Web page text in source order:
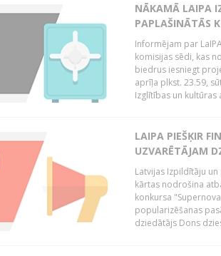
NĀKAMĀ LAIPA
PAPLAŠINĀTĀS
Informējam par
komisijas sēdi, kas
biedrus iesniegt
aprīļa plkst. 23.59,
Izglītības un kultūras
LAIPA PIEŠĶIR
UZVARĒTĀJAM
Latvijas Izpildītāju
kārtas nodrošina
konkursa
popularizēšanas
dziedātājs Dons